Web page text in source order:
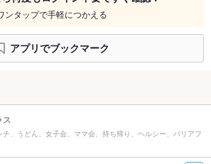
ンタップで手軽につかえる
アプリでブックマーク
チ、うどん、女子会、ママ会、持ち帰り、ヘルシー、バリアフ